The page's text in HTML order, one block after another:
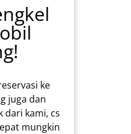
ke
juga dan
dari kami, cs
mungkin